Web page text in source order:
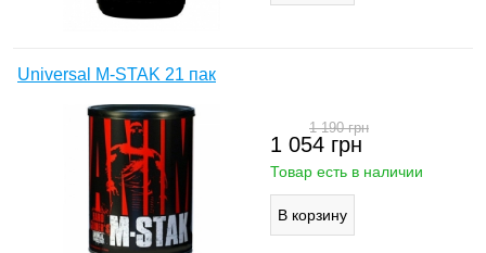
Universal M-STAK 21 пак
1 054 грн
1 190грн
Товар есть в наличии